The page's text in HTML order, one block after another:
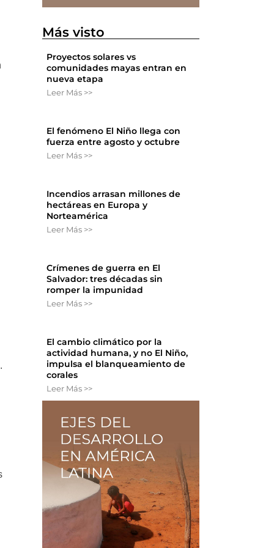
Más visto
Proyectos solares vs
comunidades mayas entran en
nueva etapa
Leer Más >>
El fenómeno El Niño llega con
fuerza entre agosto y octubre
Leer Más >>
Incendios arrasan millones de
hectáreas en Europa y
Norteamérica
Leer Más >>
Crímenes de guerra en El
Salvador: tres décadas sin
romper la impunidad
Leer Más >>
El cambio climático por la
actividad humana, y no El Niño,
impulsa el blanqueamiento de
corales
Leer Más >>